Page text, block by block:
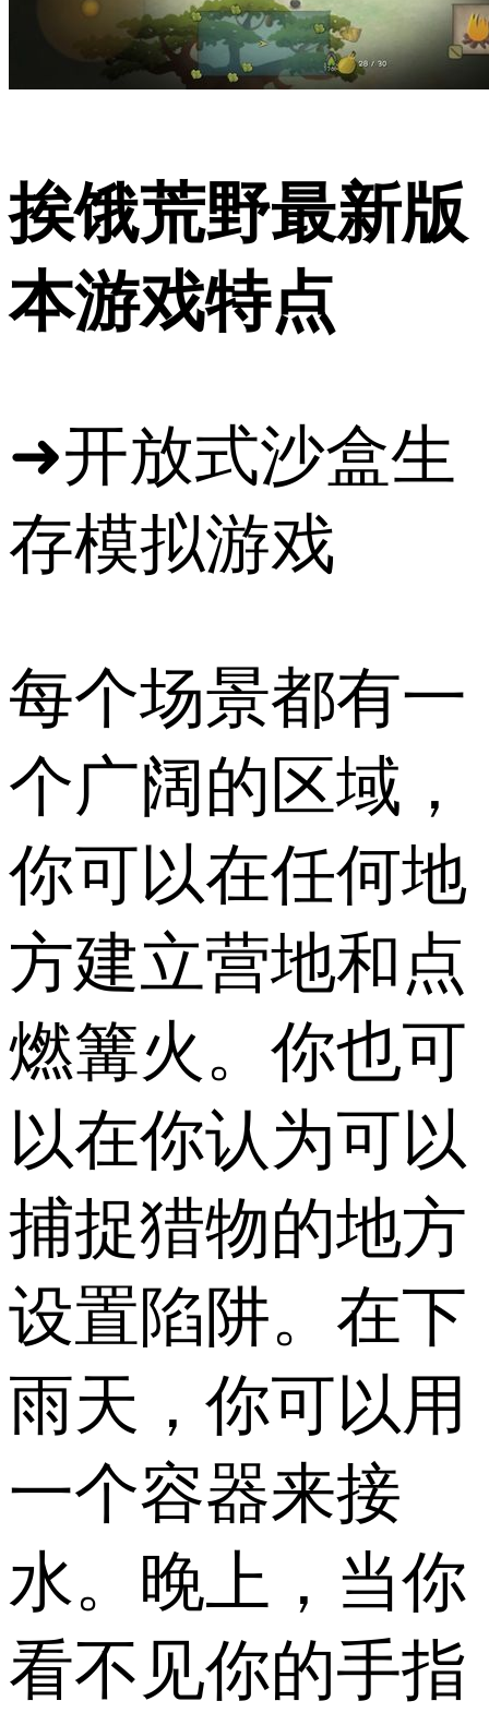
挨饿荒野最新版
本游戏特点
➜开放式沙盒生
存模拟游戏
每个场景都有一
个广阔的区域，
你可以在任何地
方建立营地和点
燃篝火。你也可
以在你认为可以
捕捉猎物的地方
设置陷阱。在下
雨天，你可以用
一个容器来接
水。晚上，当你
看不见你的手指